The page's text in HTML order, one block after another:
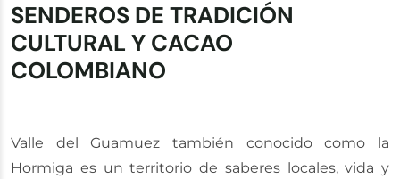
SENDEROS DE TRADICIÓN
CULTURAL Y CACAO
COLOMBIANO
Valle del Guamuez también conocido como la
Hormiga es un territorio de saberes locales, vida y